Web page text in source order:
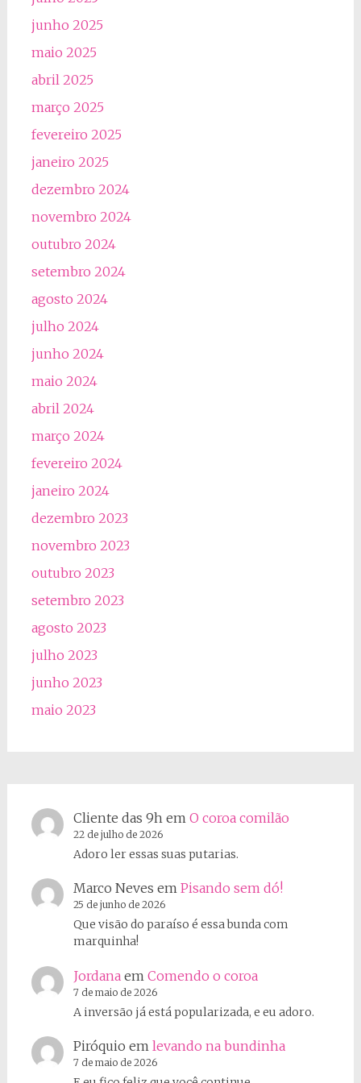
junho 2025
maio 2025
abril 2025
março 2025
fevereiro 2025
janeiro 2025
dezembro 2024
novembro 2024
outubro 2024
setembro 2024
agosto 2024
julho 2024
junho 2024
maio 2024
abril 2024
março 2024
fevereiro 2024
janeiro 2024
dezembro 2023
novembro 2023
outubro 2023
setembro 2023
agosto 2023
julho 2023
junho 2023
maio 2023
Cliente das 9h em O coroa comilão
22 de julho de 2026
Adoro ler essas suas putarias.
Marco Neves em Pisando sem dó!
25 de junho de 2026
Que visão do paraíso é essa bunda com
marquinha!
Jordanaem Comendo o coroa
7 de maio de 2026
A inversão já está popularizada, e eu adoro.
Piróquio em levando na bundinha
7 de maio de 2026